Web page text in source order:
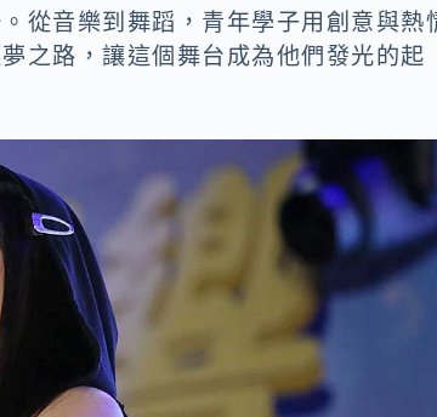
從音樂到舞蹈，青年學子用創意與熱
之路，讓這個舞台成為他們發光的起